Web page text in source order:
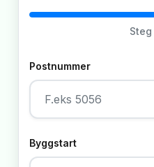
Steg
Postnummer
Byggstart